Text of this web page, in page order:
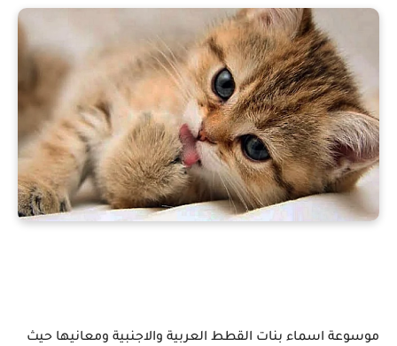
موسوعة اسماء بنات القطط العربية والاجنبية ومعانيها حيث